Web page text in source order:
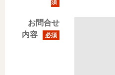
須
お問合せ
内容
必須